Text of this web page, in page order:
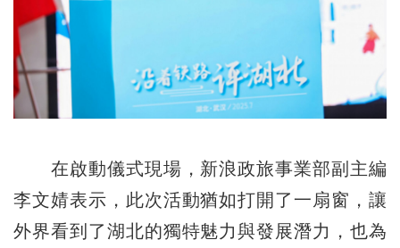
在啟動儀式現場，新浪政旅事業部副主編
李文婧表示，此次活動猶如打開了一扇窗，讓
外界看到了湖北的獨特魅力與發展潛力，也為